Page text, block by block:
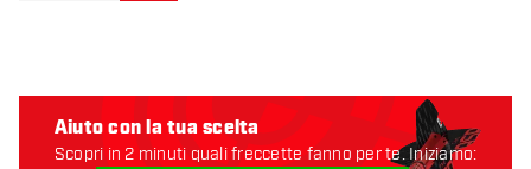
Aiuto con la tua scelta
Scopri in 2 minuti quali freccette fanno per te. Iniziamo: